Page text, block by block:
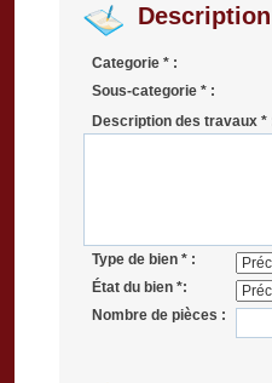
Categorie * :
Sous-categorie * :
Description des travaux *
Type de bien * :
État du bien *:
Nombre de pièces :